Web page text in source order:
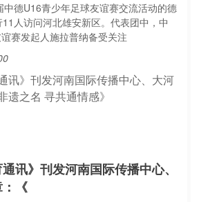
德U16青少年足球友谊赛交流活动的德
人访问河北雄安新区。代表团中，中
赛发起人施拉普纳备受关注
讯》刊发河南国际传播中心、
《